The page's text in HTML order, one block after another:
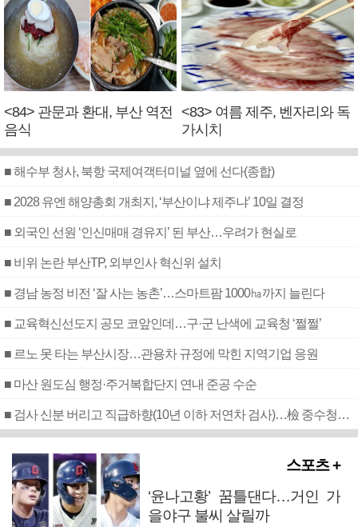
<84> 관문과 환대, 부산 역전
음식
<83> 여름 제주, 벤자리와 독
가시치
■ 해수부 청사, 북항 국제여객터미널 옆에 선다(종합)
■ 2028 유엔 해양총회 개최지, ‘부산이냐 제주냐’ 10일 결정
■ 외국인 선원 ‘인신매매 경유지’ 된 부산…우려가 현실로
■ 비위 논란 부산TP, 외부인사 혁신위 설치
■ 경남 농정 비전 ‘잘 사는 농촌’…스마트팜 1000㏊까지 늘린다
■ 교육혁신선도지 공모 코앞인데…구·군 난색에 교육청 ‘쩔쩔’
■ 르노 못 타는 부산시장…관용차 규정에 막힌 지역기업 응원
■ 마산 원도심 행정·주거복합단지 연내 준공 수순
■ 검사 신분 버리고 직급하향(10년 이하 저연차 검사)…檢 중수청행 기피
스포츠 +
‘윤나고황’ 꿈틀댄다…거인 가
을야구 불씨 살릴까